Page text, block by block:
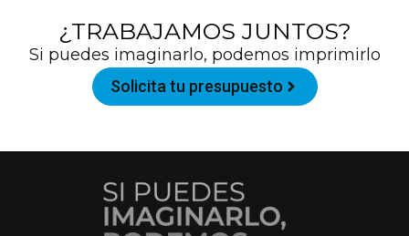
¿TRABAJAMOS JUNTOS?
Si puedes imaginarlo, podemos imprimirlo
Solicita tu presupuesto